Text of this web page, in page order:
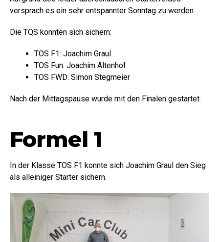
versprach es ein sehr entspannter Sonntag zu werden.
Die TQS konnten sich sichern:
TOS F1: Joachim Graul
TOS Fun: Joachim Altenhof
TOS FWD: Simon Stegmeier
Nach der Mittagspause wurde mit den Finalen gestartet.
Formel 1
In der Klasse TOS F1 konnte sich Joachim Graul den Sieg
als alleiniger Starter sichern.